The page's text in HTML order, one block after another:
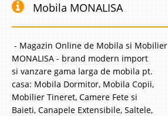
Mobila MONALISA
- Magazin Online de Mobila si Mobilier
MONALISA - brand modern import
si vanzare gama larga de mobila pt.
casa: Mobila Dormitor, Mobila Copii,
Mobilier Tineret, Camere Fete si
Baieti, Canapele Extensibile, Saltele,